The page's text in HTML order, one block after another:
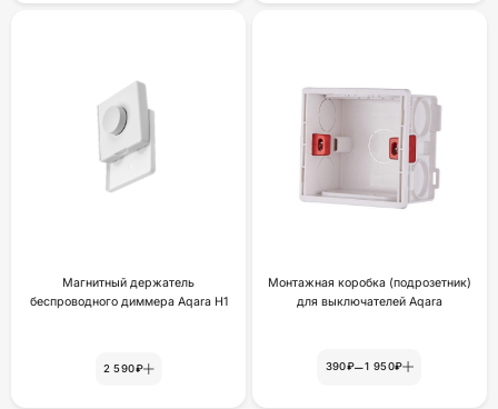
Магнитный держатель
беспроводного диммера Aqara H1
2 590₽
Монтажная коробка (подрозетник)
для выключателей Aqara
390₽–1 950₽